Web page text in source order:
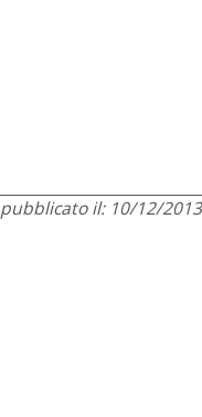
pubblicato il: 10/12/